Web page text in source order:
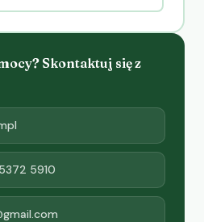
Skontaktuj się z
5910